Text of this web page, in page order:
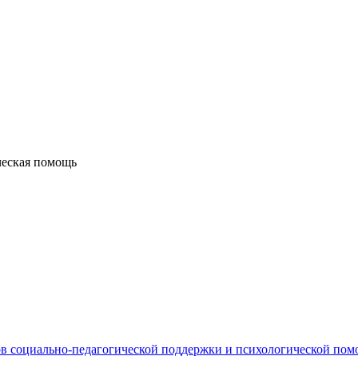
помощь
педагогической поддержки и психологической